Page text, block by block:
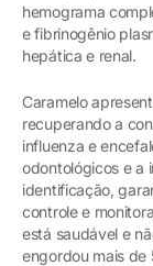
hemograma
e fibrinogênio
hepática e renal.
Caramelo
recuperando a
influenza e
odontológicos e a
identificação,
controle e
está saudável e
engordou mais de